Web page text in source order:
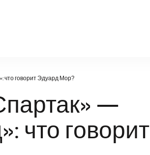
что говорит Эдуард Мор?
—
что говорит